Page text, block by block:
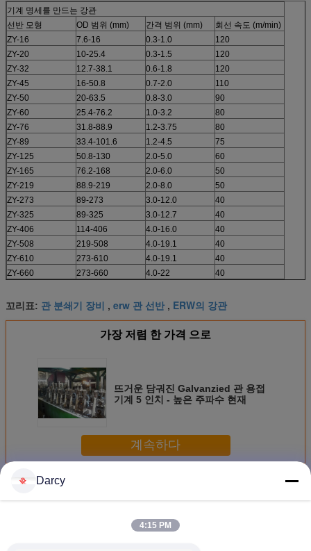
기계 명세를 만드는 강관
선반 모형
OD 범위 (mm) 간격 범위 (mm)
회선 속도 (m/min)
ZY-16
7.6-16 0.3-1.0
120
ZY-20
10-25.4 0.3-1.5
120
ZY-32
12.7-38.1 0.6-1.8
120
ZY-45
16-50.8 0.7-2.0
110
ZY-50
20-63.5 0.8-3.0
90
ZY-60
25.4-76.2 1.0-3.2
80
ZY-76
31.8-88.9 1.2-3.75
80
ZY-89
33.4-101.6 1.2-4.5
75
ZY-125
50.8-130 2.0-5.0
60
ZY-165
76.2-168 2.0-6.0
50
ZY-219
88.9-219 2.0-8.0
50
ZY-273
89-273 3.0-12.0
40
ZY-325
89-325 3.0-12.7
40
ZY-406
114-406 4.0-16.0
40
ZY-508
219-508 4.0-19.1
40
ZY-610
273-610 4.0-19.1
40
ZY-660
273-660 4.0-22 40
꼬리표: 관 분쇄기 장비 , erw 관 선반 , ERW의 강관
가장 저렴 한 가격 으로
뜨거운 담궈진 Galvanzied 관 용접
기계 5 인치 - 높은 주파수 현재
계속하다
더 많은 것파이프 용접 기계
Darcy
4:15 PM